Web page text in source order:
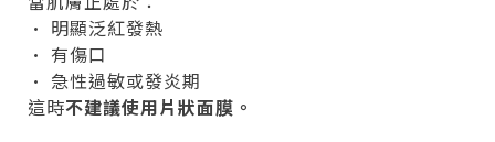
• 明顯泛紅發熱
• 有傷口
• 急性過敏或發炎期
這時不建議使用片狀面膜。